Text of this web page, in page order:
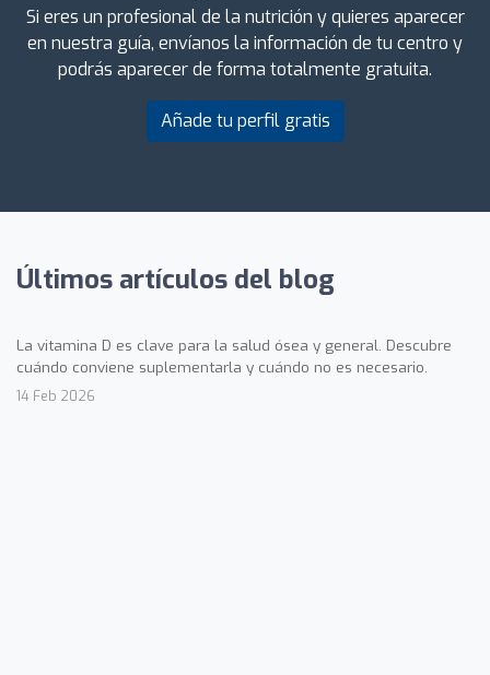
Si eres un profesional de la nutrición y quieres aparecer
en nuestra guía, envíanos la información de tu centro y
podrás aparecer de forma totalmente gratuita.
Añade tu perfil gratis
Últimos artículos del blog
La vitamina D es clave para la salud ósea y general. Descubre
cuándo conviene suplementarla y cuándo no es necesario.
14 Feb 2026